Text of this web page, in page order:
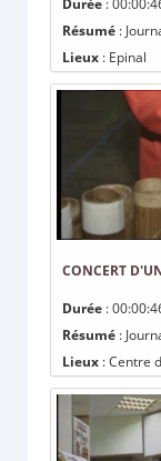
Durée :
Résumé :
Lieux : Epinal
CONCERT
Durée :
Résumé :
Lieux : Centre